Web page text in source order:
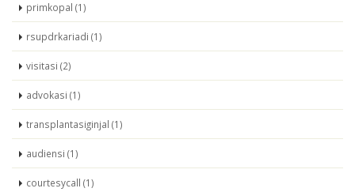
primkopal (1)
rsupdrkariadi (1)
visitasi (2)
advokasi (1)
transplantasiginjal (1)
audiensi (1)
courtesycall (1)